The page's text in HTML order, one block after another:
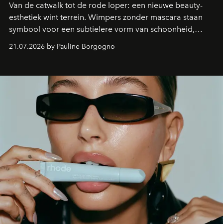
Van de catwalk tot de rode loper: een nieuwe beauty-
esthetiek wint terrein. Wimpers zonder mascara staan
symbool voor een subtielere vorm van schoonheid,
waarin zelfvertrouwen belangrijker is dan een overvloed
aan make-up.
21.07.2026 by Pauline Borgogno